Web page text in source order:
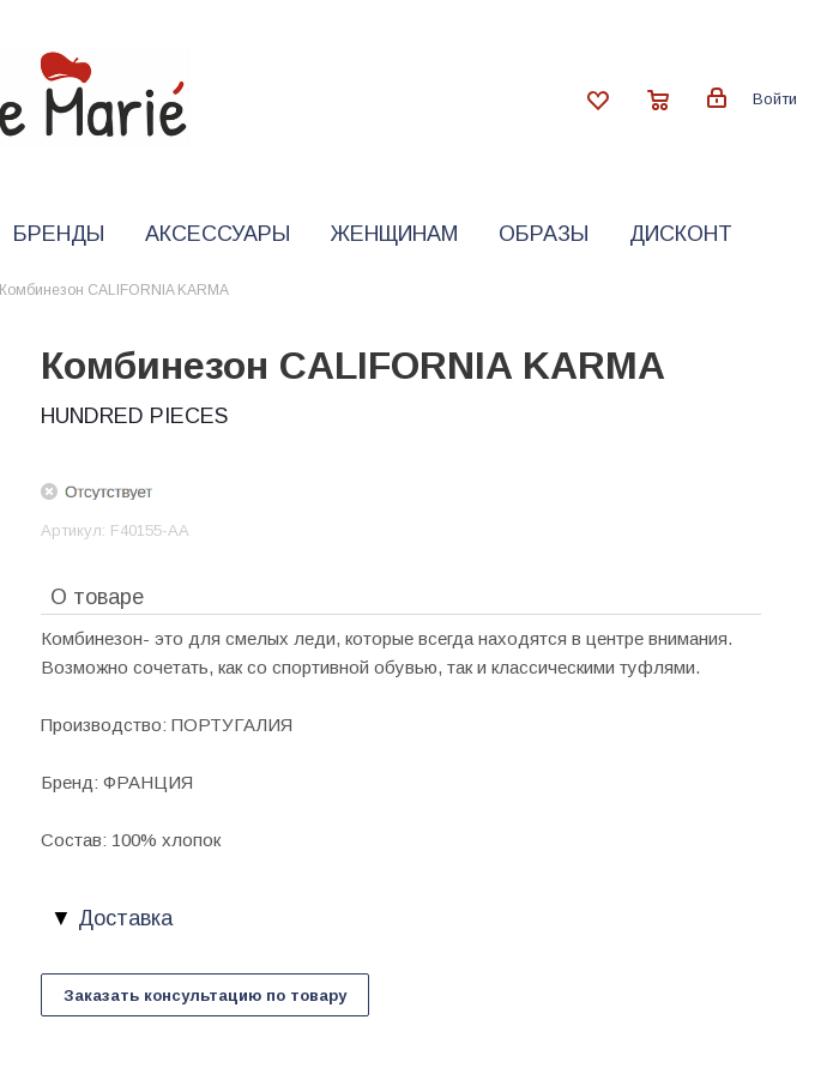
Войти
БРЕНДЫ АКСЕССУАРЫ ЖЕНЩИНАМ ОБРАЗЫ ДИСКОНТ
Комбинезон CALIFORNIA KARMA
Комбинезон CALIFORNIA KARMA
HUNDRED PIECES
Артикул: F40155-AA
О товаре
Комбинезон- это для смелых леди, которые всегда находятся в центре внимания.
Возможно сочетать, как со спортивной обувью, так и классическими туфлями.
Производство: ПОРТУГАЛИЯ
Бренд: ФРАНЦИЯ
Состав: 100% хлопок
Доставка
Заказать консультацию по товару